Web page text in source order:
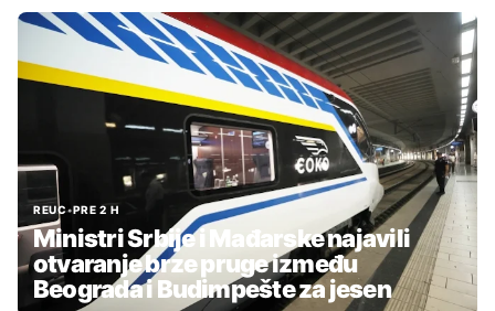
REUC•PRE 2 H
Ministri Srbije i Mađarske najavili
otvaranje brze pruge između
Beograda i Budimpešte za jesen